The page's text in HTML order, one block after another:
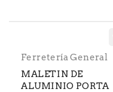
Ferretería General
MALETIN DE
ALUMINIO PORTA